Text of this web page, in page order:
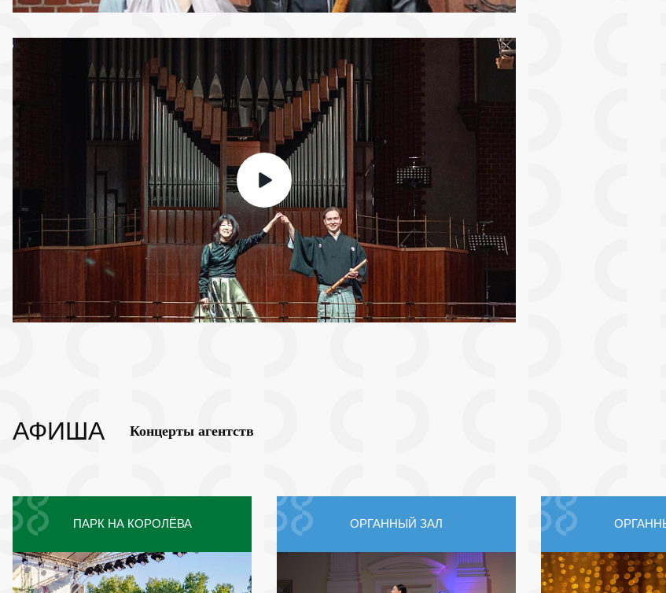
АФИША Концерты агентств
ПАРК НА КОРОЛЁВА ОРГАННЫЙ ЗАЛ